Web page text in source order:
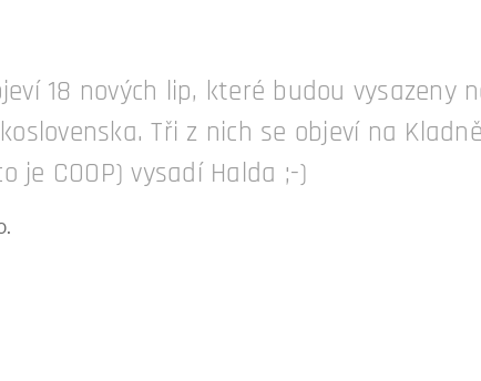
18 nových lip, které budou vysazeny
Tři z nich se objeví na Kladně
je COOP) vysadí Halda ;-)